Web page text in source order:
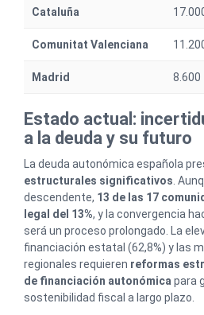
Cataluña
Comunitat Valenciana
Madrid 8.600
Estado actual:
a la deuda y su futuro
La deuda autonómica española
estructurales significativos.
descendente, 13 de las 17
legal del 13%, y la convergencia
será un proceso prolongado. La
financiación estatal (62,8%) y las
regionales requieren reformas
de financiación autonómicapara
sostenibilidad fiscal a largo plazo.